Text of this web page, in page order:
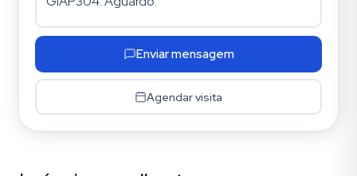
Enviar mensagem
Agendar visita